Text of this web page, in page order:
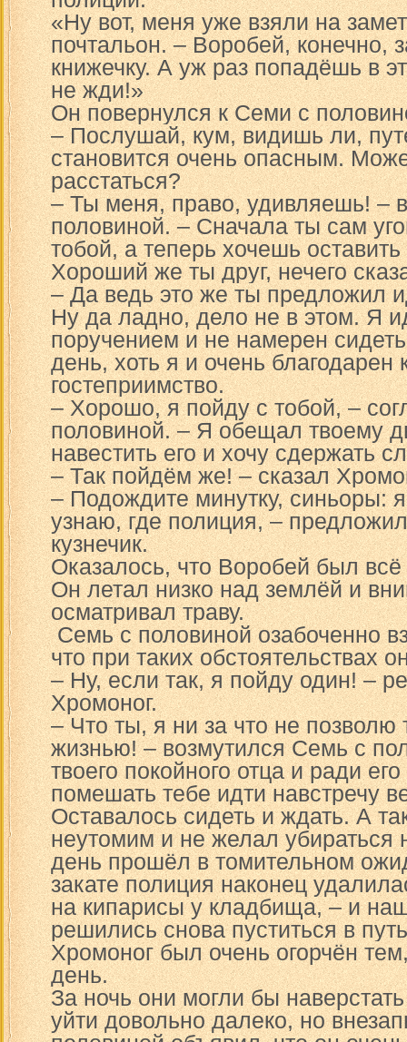
«Ну вот, меня уже взяли на
почтальон. – Воробей, конечно,
книжечку. А уж раз попадёшь в
не жди!»
Он повернулся к Семи с
– Послушай, кум, видишь ли,
становится очень опасным.
расстаться?
– Ты меня, право, удивляешь! –
половиной. – Сначала ты сам
тобой, а теперь хочешь
Хороший же ты друг, нечего
– Да ведь это же ты предложил
Ну да ладно, дело не в этом. Я
поручением и не намерен
день, хоть я и очень благодарен
гостеприимство.
– Хорошо, я пойду с тобой, –
половиной. – Я обещал твоему
навестить его и хочу сдержать
– Так пойдём же! – сказал
– Подождите минутку, синьоры:
узнаю, где полиция, –
кузнечик.
Оказалось, что Воробей был
Он летал низко над землёй и
осматривал траву.
Семь с половиной озабоченно
что при таких обстоятельствах
– Ну, если так, я пойду один! –
Хромоног.
– Что ты, я ни за что не позволю
жизнью! – возмутился Семь с
твоего покойного отца и ради
помешать тебе идти навстречу
Оставалось сидеть и ждать. А
неутомим и не желал убираться
день прошёл в томительном
закате полиция наконец
на кипарисы у кладбища, – и
решились снова пуститься в
Хромоног был очень огорчён
день.
За ночь они могли бы
уйти довольно далеко, но